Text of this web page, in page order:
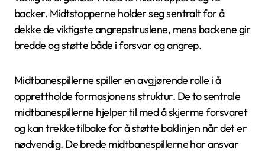
backer. Midtstopperne holder seg sentralt for å
dekke de viktigste angrepstruslene, mens backene gir
bredde og støtte både i forsvar og angrep.
Midtbanespillerne spiller en avgjørende rolle i å
opprettholde formasjonens struktur. De to sentrale
midtbanespillerne hjelper til med å skjerme forsvaret
og kan trekke tilbake for å støtte baklinjen når det er
nødvendig. De brede midtbanespillerne har ansvar